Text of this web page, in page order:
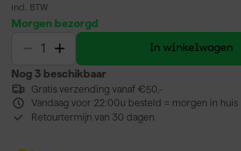
incl. BTW
Morgen bezorgd
In winkelwagen
Nog 3 beschikbaar
Gratis verzending vanaf €50,-
Vandaag voor 22:00u besteld = morgen in huis
Retourtermijn van 30 dagen